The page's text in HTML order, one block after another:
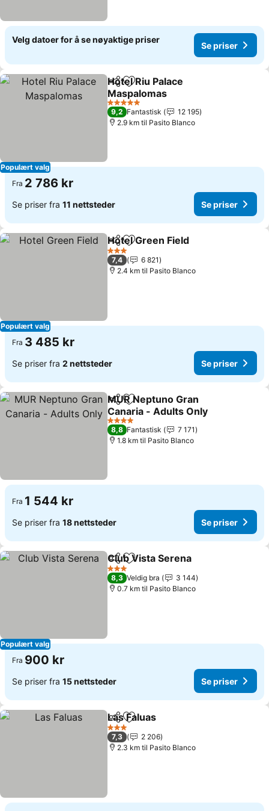
Velg datoer for å se nøyaktige priser
Se priser
Populært valg
Del Legg til i favoritter
Hotel Riu Palace
Maspalomas
Se priser
5 Stjerner
9,2 Fantastisk
12 195
2.9 km til Pasito Blanco
Fra 2 786 kr
Se priser fra 11 nettsteder Se priser
Populært valg
Del Legg til i favoritter
Hotel Green Field
3 Stjerner
7,4
6 821
2.4 km til Pasito Blanco
Fra 3 485 kr
Se priser fra 2 nettsteder Se priser
Del Legg til i favoritter
MUR Neptuno Gran
Canaria - Adults Only
Se priser
4 Stjerner
8,8 Fantastisk
7 171
1.8 km til Pasito Blanco
Fra 1 544 kr
Se priser fra 18 nettsteder Se priser
Populært valg
Del Legg til i favoritter
Club Vista Serena
3 Stjerner
8,3 Veldig bra
3 144
0.7 km til Pasito Blanco
Fra 900 kr
Se priser fra 15 nettsteder Se priser
Del Legg til i favoritter
Las Faluas
3 Stjerner
7,3
2 206
2.3 km til Pasito Blanco